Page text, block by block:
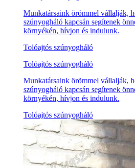
Munkatársaink örömmel vállalják,
szúnyogháló kapcsán segítenek
környékén, hívjon és indulunk.
Tolóajtós szúnyogháló
Tolóajtós szúnyogháló
Munkatársaink örömmel vállalják,
szúnyogháló kapcsán segítenek
környékén, hívjon és indulunk.
Tolóajtós szúnyogháló